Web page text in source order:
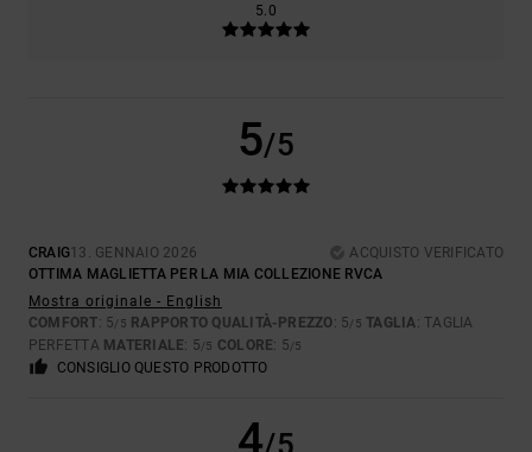
5.0
5/5
CRAIG13. GENNAIO 2026
ACQUISTO VERIFICATO
OTTIMA MAGLIETTA PER LA MIA COLLEZIONE RVCA
Mostra originale - English
COMFORT: 5/5 RAPPORTO QUALITÀ-PREZZO: 5/5 TAGLIA: TAGLIA
PERFETTA MATERIALE: 5/5 COLORE: 5/5
CONSIGLIO QUESTO PRODOTTO
4